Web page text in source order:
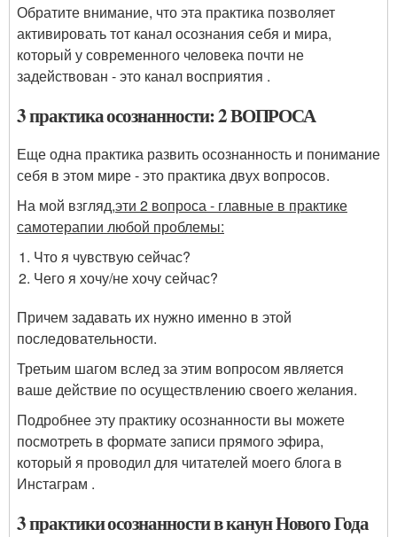
Обратите внимание, что эта практика позволяет
активировать тот канал осознания себя и мира,
который у современного человека почти не
задействован - это канал восприятия .
3 практика осознанности: 2 ВОПРОСА
Еще одна практика развить осознанность и понимание
себя в этом мире - это практика двух вопросов.
На мой взгляд,эти 2 вопроса - главные в практике
самотерапии любой проблемы:
Что я чувствую сейчас?
Чего я хочу/не хочу сейчас?
Причем задавать их нужно именно в этой
последовательности.
Третьим шагом вслед за этим вопросом является
ваше действие по осуществлению своего желания.
Подробнее эту практику осознанности вы можете
посмотреть в формате записи прямого эфира,
который я проводил для читателей моего блога в
Инстаграм .
3 практики осознанности в канун Нового Года